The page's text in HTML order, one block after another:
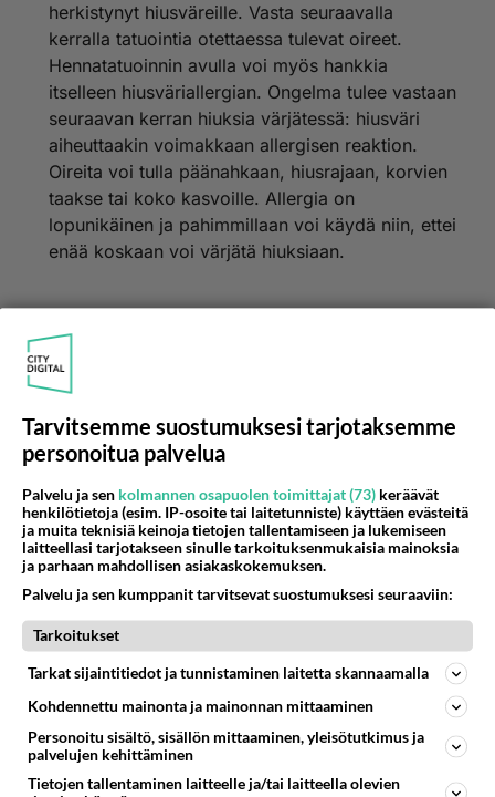
herkistynyt hiusväreille. Vasta seuraavalla
kerralla tatuointia otettaessa tulevat oireet.
Hennatatuoinnin avulla voi myös hankkia
itselleen hiusväriallergian. Ongelma tulee vastaan
seuraavan kerran hiuksia värjätessä: hiusväri
aiheuttaakin voimakkaan allergisen reaktion.
Oireita voi tulla päänahkaan, hiusrajaan, korvien
taakse tai koko kasvoille. Allergia on
lopunikäinen ja pahimmillaan voi käydä niin, ettei
enää koskaan voi värjätä hiuksiaan.
Vaikka Suomessa ei saisi tehdä mustia
hennatatuointeja, näyttää niitä jonkin verran
olevan meilläkin markkinoilla. Katsaus netissä
nuorisotapahtumissa hennatatuointien tekeminen
näytti olevan yleistä ja kuvista päätellen tatuoinnit
olivat mustia…
Eli käytännön neuvoja väliaikaisista tatuoinneista
haaveilevalle: jos hankit hennatatuoinnin, katso,
että sen väri on punaisenruskea. Jos näet
asianmukaisen tuotepakkauksen,
tuoteselosteessa pitäisi lukea: Lawsonia Inermis
(henna). Väriltään hennajauhe on vihertävää.
Parafenyleenidiamiini esiintyy tuotteissa nimellä
p-Phenylenediamine. Lisätietoja
hennatatuoinneista löytyy www.hennapage.com
Tarvitsemme suostumuksesi tarjotaksemme
personoitua palvelua
Palvelu ja sen kolmannen osapuolen toimittajat (73) keräävät
henkilötietoja (esim. IP-osoite tai laitetunniste) käyttäen evästeitä
ja muita teknisiä keinoja tietojen tallentamiseen ja lukemiseen
laitteellasi tarjotakseen sinulle tarkoituksenmukaisia mainoksia
ja parhaan mahdollisen asiakaskokemuksen.
Palvelu ja sen kumppanit tarvitsevat suostumuksesi seuraaviin:
Tarkoitukset
Tarkat sijaintitiedot ja tunnistaminen laitetta skannaamalla
Kohdennettu mainonta ja mainonnan mittaaminen
Personoitu sisältö, sisällön mittaaminen, yleisötutkimus ja
palvelujen kehittäminen
Tietojen tallentaminen laitteelle ja/tai laitteella olevien